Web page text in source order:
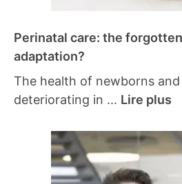
Perinatal care: the
adaptation?
The health of newborns
deteriorating in ... Lire plus